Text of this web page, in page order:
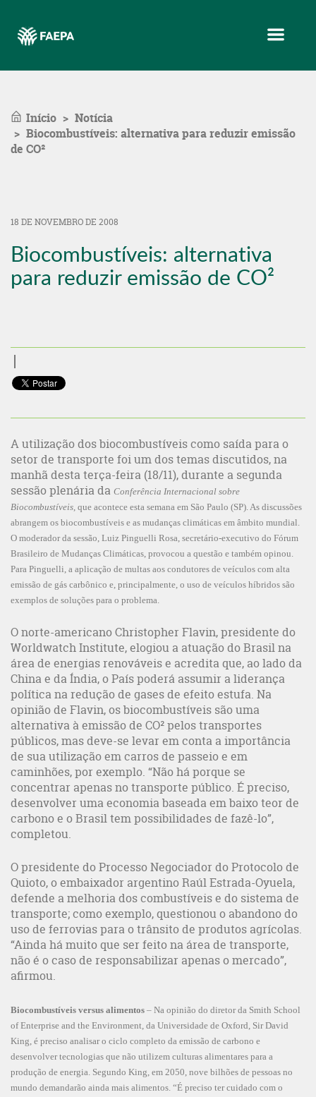
Início
Notícia
Biocombustíveis: alternativa para reduzir emissão
de CO²
18 DE NOVEMBRO DE 2008
Biocombustíveis: alternativa
para reduzir emissão de CO²
A utilização dos biocombustíveis como saída para o
setor de transporte foi um dos temas discutidos, na
manhã desta terça-feira (18/11), durante a segunda
sessão plenária da Conferência Internacional sobre
Biocombustíveis, que acontece esta semana em São Paulo (SP). As discussões
abrangem os biocombustíveis e as mudanças climáticas em âmbito mundial.
O moderador da sessão, Luiz Pinguelli Rosa, secretário-executivo do Fórum
Brasileiro de Mudanças Climáticas, provocou a questão e também opinou.
Para Pinguelli, a aplicação de multas aos condutores de veículos com alta
emissão de gás carbônico e, principalmente, o uso de veículos híbridos são
exemplos de soluções para o problema.
O norte-americano Christopher Flavin, presidente do
Worldwatch Institute, elogiou a atuação do Brasil na
área de energias renováveis e acredita que, ao lado da
China e da Índia, o País poderá assumir a liderança
política na redução de gases de efeito estufa. Na
opinião de Flavin, os biocombustíveis são uma
alternativa à emissão de CO² pelos transportes
públicos, mas deve-se levar em conta a importância
de sua utilização em carros de passeio e em
caminhões, por exemplo. “Não há porque se
concentrar apenas no transporte público. É preciso,
desenvolver uma economia baseada em baixo teor de
carbono e o Brasil tem possibilidades de fazê-lo”,
completou.
O presidente do Processo Negociador do Protocolo de
Quioto, o embaixador argentino Raúl Estrada-Oyuela,
defende a melhoria dos combustíveis e do sistema de
transporte; como exemplo, questionou o abandono do
uso de ferrovias para o trânsito de produtos agrícolas.
“Ainda há muito que ser feito na área de transporte,
não é o caso de responsabilizar apenas o mercado”,
afirmou.
Biocombustíveis versus alimentos – Na opinião do diretor da Smith School
of Enterprise and the Environment, da Universidade de Oxford, Sir David
King, é preciso analisar o ciclo completo da emissão de carbono e
desenvolver tecnologias que não utilizem culturas alimentares para a
produção de energia. Segundo King, em 2050, nove bilhões de pessoas no
mundo demandarão ainda mais alimentos. “É preciso ter cuidado com o